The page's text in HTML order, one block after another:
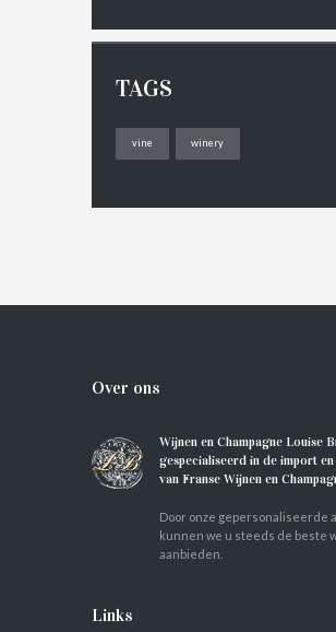
TAGS
vine winery
Over ons
Wijnen en Champagne Louise
gespecialiseerd in de import
van Franse Wijnen en
Door onze gepersonaliseerde
kunnen we u steeds de beste
aanbieden.
Links